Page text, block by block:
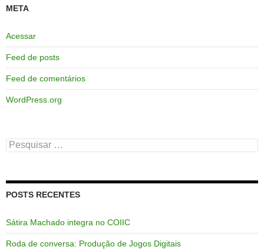
META
Acessar
Feed de posts
Feed de comentários
WordPress.org
Pesquisar
por:
POSTS RECENTES
Sátira Machado integra no COIIC
Roda de conversa: Produção de Jogos Digitais